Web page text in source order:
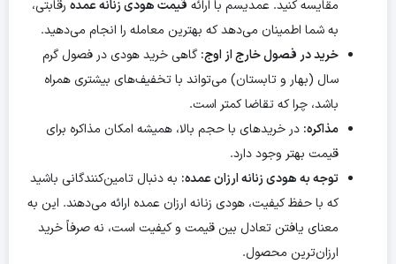
مقایسه کنید. عمدیسم با ارائه قیمت هودی زنانه عمده رقابتی،
به شما اطمینان می‌دهد که بهترین معامله را انجام می‌دهید.
خرید در فصول خارج از اوج: گاهی خرید هودی در فصول گرم
سال (بهار و تابستان) می‌تواند با تخفیف‌های بیشتری همراه
باشد، چرا که تقاضا کمتر است.
مذاکره: در خریدهای با حجم بالا، همیشه امکان مذاکره برای
قیمت بهتر وجود دارد.
توجه به هودی زنانه ارزان عمده: به دنبال تامین‌کنندگانی باشید
که با حفظ کیفیت، هودی زنانه ارزان عمده ارائه می‌دهند. این به
معنای یافتن تعادل بین قیمت و کیفیت است، نه صرفاً خرید
ارزان‌ترین محصول.